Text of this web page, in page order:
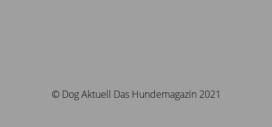
© Dog Aktuell Das Hundemagazin 2021